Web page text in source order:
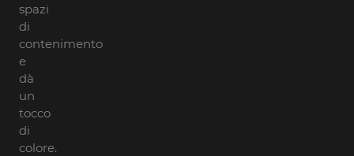
spazi
di
contenimento
e
dà
un
tocco
di
colore.